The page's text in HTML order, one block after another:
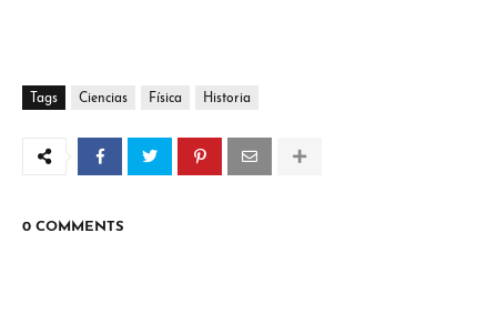
Tags Ciencias Física Historia
0 COMMENTS